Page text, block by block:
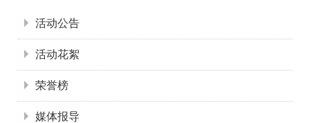
活动公告
活动花絮
荣誉榜
媒体报导